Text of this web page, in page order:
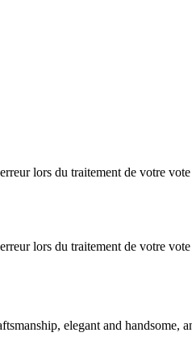
lors du traitement de votre
lors du traitement de votre
elegant and handsome,